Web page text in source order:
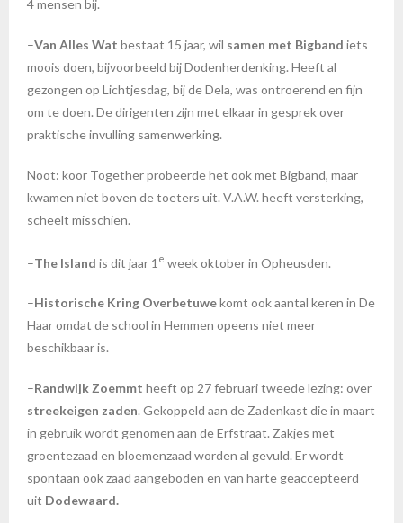
4 mensen bij.
–Van Alles Wat bestaat 15 jaar, wil samen met Bigband iets
moois doen, bijvoorbeeld bij Dodenherdenking. Heeft al
gezongen op Lichtjesdag, bij de Dela, was ontroerend en fijn
om te doen. De dirigenten zijn met elkaar in gesprek over
praktische invulling samenwerking.
Noot: koor Together probeerde het ook met Bigband, maar
kwamen niet boven de toeters uit. V.A.W. heeft versterking,
scheelt misschien.
–The Island is dit jaar 1 e week oktober in Opheusden.
–Historische Kring Overbetuwekomt ook aantal keren in De
Haar omdat de school in Hemmen opeens niet meer
beschikbaar is.
–Randwijk Zoemmt heeft op 27 februari tweede lezing: over
streekeigen zaden. Gekoppeld aan de Zadenkast die in maart
in gebruik wordt genomen aan de Erfstraat. Zakjes met
groentezaad en bloemenzaad worden al gevuld. Er wordt
spontaan ook zaad aangeboden en van harte geaccepteerd
uit Dodewaard.